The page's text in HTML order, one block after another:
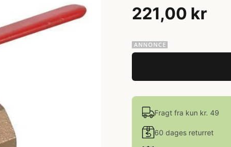
221,00 kr
Fragt fra kun kr. 49
60 dages returret